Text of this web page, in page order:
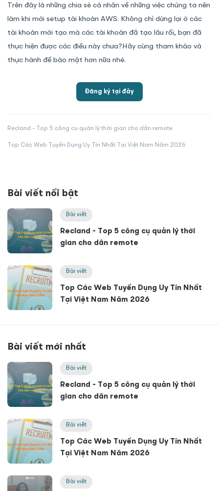
Bài viết nổi bật
Bài viết
Recland - Top 5 công cụ quản lý thời
gian cho dân remote
Bài viết
Top Các Web Tuyển Dụng Uy Tín Nhất
Tại Việt Nam Năm 2026
Bài viết mới nhất
Bài viết
Recland - Top 5 công cụ quản lý thời
gian cho dân remote
Bài viết
Top Các Web Tuyển Dụng Uy Tín Nhất
Tại Việt Nam Năm 2026
Bài viết
Trên đây là những chia sẻ cá nhân về những việc chúng ta nên
làm khi mới setup tài khoản AWS. Không chỉ dừng lại ở các
tài khoản mới tạo mà các tài khoản đã tạo lâu rồi, bạn đã
thực hiện được các điều này chưa?Hãy cùng tham khảo và
thực hành để bảo mật hơn nữa nhé.
Đăng ký tại đây
Recland - Top 5 công cụ quản lý thời gian cho dân remote
Top Các Web Tuyển Dụng Uy Tín Nhất Tại Việt Nam Năm 2026